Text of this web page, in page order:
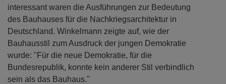
interessant waren die Ausführungen zur Bedeutung
des Bauhauses für die Nachkriegsarchitektur in
Deutschland. Winkelmann zeigte auf, wie der
Bauhausstil zum Ausdruck der jungen Demokratie
wurde: "Für die neue Demokratie, für die
Bundesrepublik, konnte kein anderer Stil verbindlich
sein als das Bauhaus."